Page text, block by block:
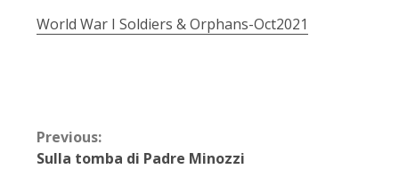
World War I Soldiers & Orphans-Oct2021
Previous:
Sulla tomba di Padre Minozzi